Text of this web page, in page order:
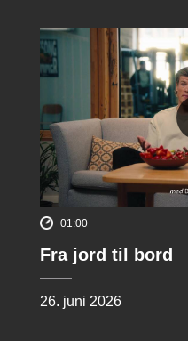
01:00
Fra jord til bord
26. juni 2026